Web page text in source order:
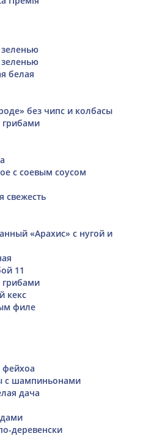
белая
без чипс и колбасы
грибами
с соевым соусом
свежесть
«Арахис» с нугой и
11
грибами
кекс
филе
фейхоа
с шампиньонами
дача
деревенски